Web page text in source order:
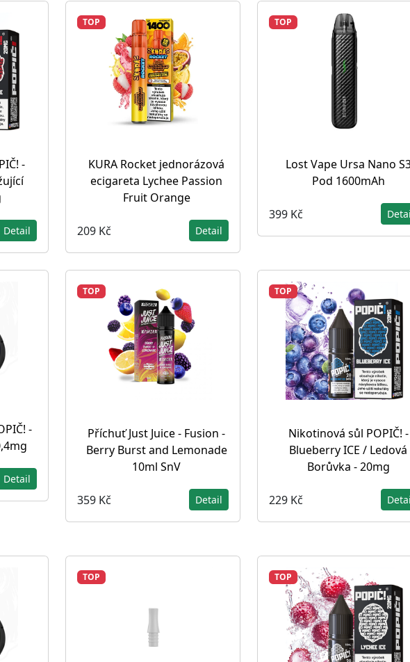
-
Detail
TOP
KURA Rocket jednorázová
ecigareta Lychee Passion
Fruit Orange
209 Kč Detail
TOP
Lost Vape Ursa Nano
Pod 1600mAh
399 Kč
-
Detail
TOP
Příchuť Just Juice - Fusion -
Berry Burst and Lemonade
10ml SnV
359 Kč Detail
TOP
Nikotinová sůl POPIČ! -
Blueberry ICE / Ledová
Borůvka - 20mg
229 Kč
TOP TOP